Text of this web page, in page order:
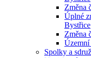
Změna
Úplné
Bystřice
Změna
Územní
Spolky a